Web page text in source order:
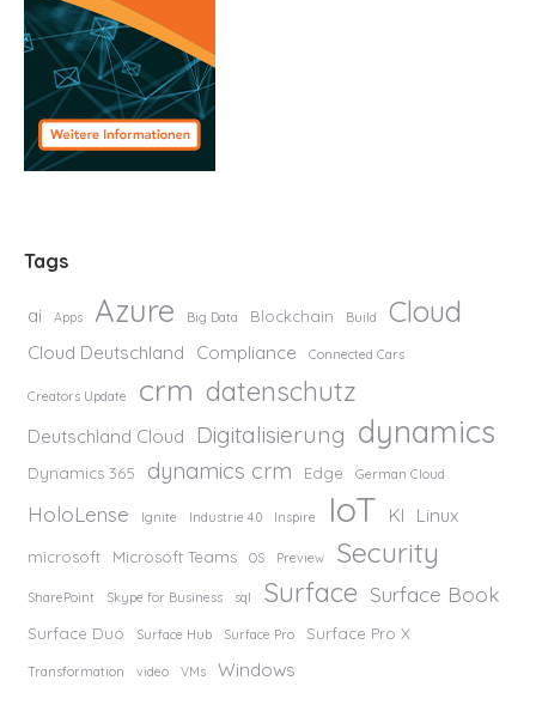
Tags
ai Apps Azure Big Data Blockchain Build Cloud
Cloud Deutschland Compliance Connected Cars
Creators Update crm datenschutz
Deutschland Cloud Digitalisierung dynamics
Dynamics 365 dynamics crm Edge German Cloud
HoloLense Ignite Industrie 4.0 Inspire IoT KI Linux
microsoft Microsoft Teams OS Preview Security
SharePoint Skype for Business sql Surface Surface Book
Surface Duo Surface Hub Surface Pro Surface Pro X
Transformation video VMs Windows